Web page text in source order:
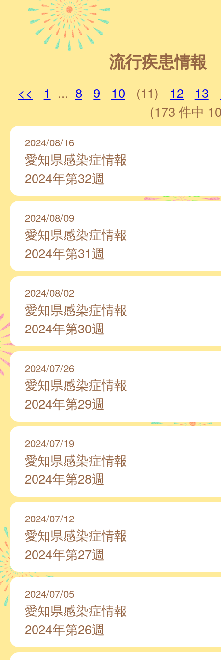
流行疾患情報
<< 1 ... 8 9 10 (11) 12 13
(173 件中
2024/08/16
愛知県感染症情報
2024年第32週
2024/08/09
愛知県感染症情報
2024年第31週
2024/08/02
愛知県感染症情報
2024年第30週
2024/07/26
愛知県感染症情報
2024年第29週
2024/07/19
愛知県感染症情報
2024年第28週
2024/07/12
愛知県感染症情報
2024年第27週
2024/07/05
愛知県感染症情報
2024年第26週